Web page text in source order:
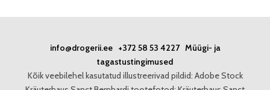
info@drogerii.ee+372 58 53 4227 Müügi- ja
tagastustingimused
Kõik veebilehel kasutatud illustreerivad pildid: Adobe Stock